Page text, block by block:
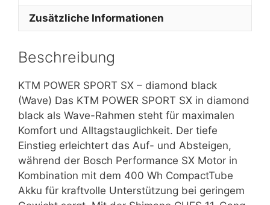
Zusätzliche Informationen
Beschreibung
KTM POWER SPORT SX – diamond black
(Wave) Das KTM POWER SPORT SX in diamond
black als Wave-Rahmen steht für maximalen
Komfort und Alltagstauglichkeit. Der tiefe
Einstieg erleichtert das Auf- und Absteigen,
während der Bosch Performance SX Motor in
Kombination mit dem 400 Wh CompactTube
Akku für kraftvolle Unterstützung bei geringem